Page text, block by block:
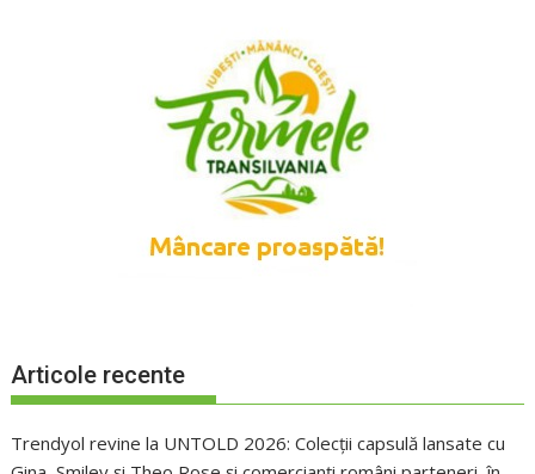
Articole recente
Trendyol revine la UNTOLD 2026: Colecții capsulă lansate cu